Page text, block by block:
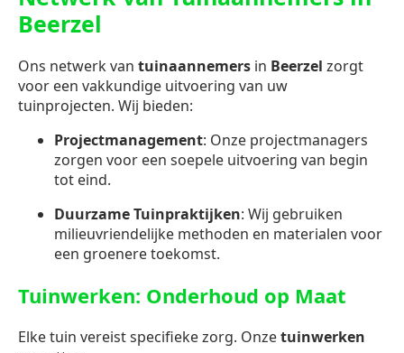
Beerzel
Ons netwerk van tuinaannemers in Beerzel zorgt
voor een vakkundige uitvoering van uw
tuinprojecten. Wij bieden:
Projectmanagement: Onze projectmanagers
zorgen voor een soepele uitvoering van begin
tot eind.
Duurzame Tuinpraktijken: Wij gebruiken
milieuvriendelijke methoden en materialen voor
een groenere toekomst.
Tuinwerken: Onderhoud op Maat
Elke tuin vereist specifieke zorg. Onzetuinwerken